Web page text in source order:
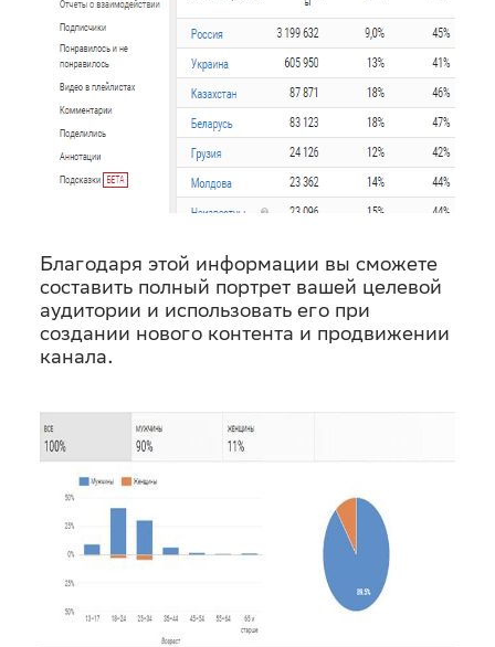
Благодаря этой информации вы сможете
составить полный портрет вашей целевой
аудитории и использовать его при
создании нового контента и продвижении
канала.